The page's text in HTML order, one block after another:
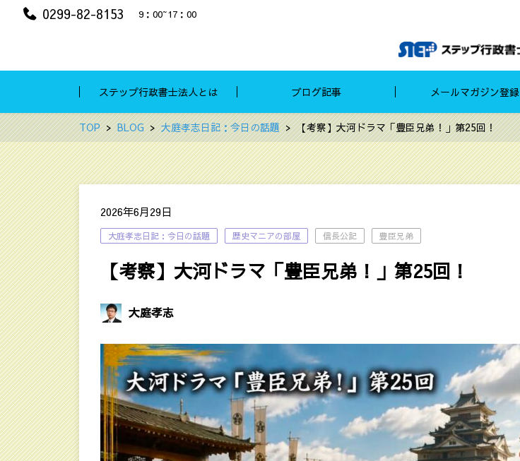
0299-82-8153 9：00~17：00
ステップ行政書士法人とは ブログ記事 メールマガジン登録
TOP BLOG 大庭孝志日記：今日の話題 【考察】大河ドラマ「豊臣兄弟！」第25回！
2026年6月29日
大庭孝志日記：今日の話題 歴史マニアの部屋 信長公記 豊臣兄弟
【考察】大河ドラマ「豊臣兄弟！」第25回！
大庭孝志